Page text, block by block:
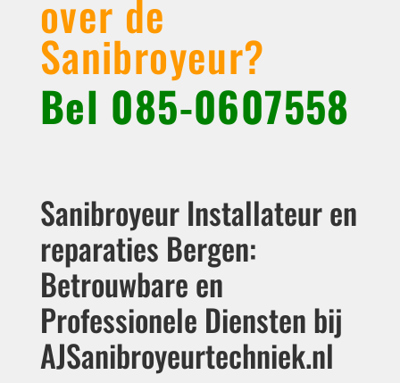
over de
Sanibroyeur?
Bel 085-0607558
Sanibroyeur Installateur en
reparaties Bergen:
Betrouwbare en
Professionele Diensten bij
AJSanibroyeurtechniek.nl